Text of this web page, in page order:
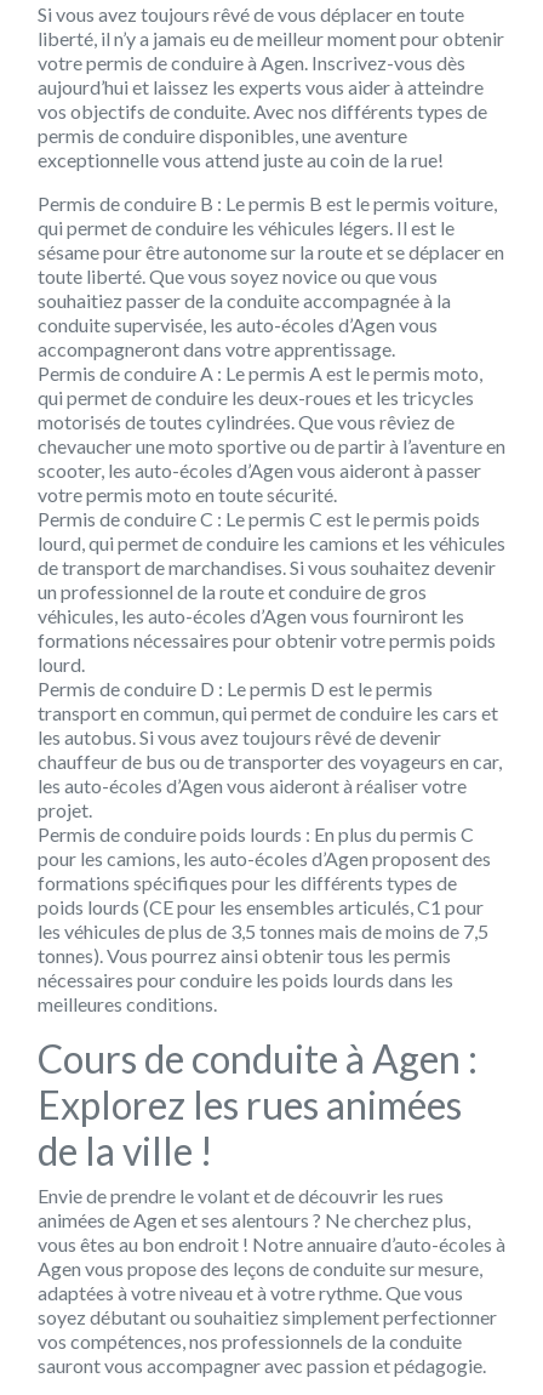
Si vous avez toujours rêvé de vous déplacer en toute
liberté, il n’y a jamais eu de meilleur moment pour obtenir
votre permis de conduire à Agen. Inscrivez-vous dès
aujourd’hui et laissez les experts vous aider à atteindre
vos objectifs de conduite. Avec nos différents types de
permis de conduire disponibles, une aventure
exceptionnelle vous attend juste au coin de la rue!
Permis de conduire B : Le permis B est le permis voiture,
qui permet de conduire les véhicules légers. Il est le
sésame pour être autonome sur la route et se déplacer en
toute liberté. Que vous soyez novice ou que vous
souhaitiez passer de la conduite accompagnée à la
conduite supervisée, les auto-écoles d’Agen vous
accompagneront dans votre apprentissage.
Permis de conduire A : Le permis A est le permis moto,
qui permet de conduire les deux-roues et les tricycles
motorisés de toutes cylindrées. Que vous rêviez de
chevaucher une moto sportive ou de partir à l’aventure en
scooter, les auto-écoles d’Agen vous aideront à passer
votre permis moto en toute sécurité.
Permis de conduire C : Le permis C est le permis poids
lourd, qui permet de conduire les camions et les véhicules
de transport de marchandises. Si vous souhaitez devenir
un professionnel de la route et conduire de gros
véhicules, les auto-écoles d’Agen vous fourniront les
formations nécessaires pour obtenir votre permis poids
lourd.
Permis de conduire D : Le permis D est le permis
transport en commun, qui permet de conduire les cars et
les autobus. Si vous avez toujours rêvé de devenir
chauffeur de bus ou de transporter des voyageurs en car,
les auto-écoles d’Agen vous aideront à réaliser votre
projet.
Permis de conduire poids lourds : En plus du permis C
pour les camions, les auto-écoles d’Agen proposent des
formations spécifiques pour les différents types de
poids lourds (CE pour les ensembles articulés, C1 pour
les véhicules de plus de 3,5 tonnes mais de moins de 7,5
tonnes). Vous pourrez ainsi obtenir tous les permis
nécessaires pour conduire les poids lourds dans les
meilleures conditions.
Cours de conduite à Agen :
Explorez les rues animées
de la ville !
Envie de prendre le volant et de découvrir les rues
animées de Agen et ses alentours ? Ne cherchez plus,
vous êtes au bon endroit ! Notre annuaire d’auto-écoles à
Agen vous propose des leçons de conduite sur mesure,
adaptées à votre niveau et à votre rythme. Que vous
soyez débutant ou souhaitiez simplement perfectionner
vos compétences, nos professionnels de la conduite
sauront vous accompagner avec passion et pédagogie.